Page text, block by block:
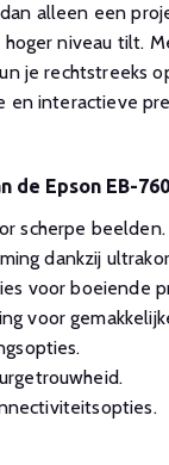
alleen een
niveau tilt.
je rechtstreeks
en interactieve
de Epson EB-
scherpe beelden.
dankzij
voor boeiende
voor